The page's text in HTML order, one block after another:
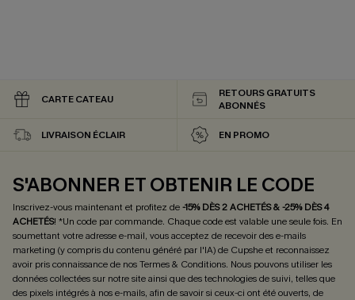
CARTE CATEAU
RETOURS GRATUITS
ABONNÉS
LIVRAISON ÉCLAIR EN PROMO
S'ABONNER ET OBTENIR LE CODE
Inscrivez-vous maintenant et profitez de-15% DÈS 2 ACHETÉS & -25% DÈS 4
ACHETÉS! *Un code par commande. Chaque code est valable une seule fois. En
soumettant votre adresse e-mail, vous acceptez de recevoir des e-mails
marketing (y compris du contenu généré par l'IA) de Cupshe et reconnaissez
avoir pris connaissance de nosTermes & Conditions. Nous pouvons utiliser les
données collectées sur notre site ainsi que des technologies de suivi, telles que
des pixels intégrés à nos e-mails, afin de savoir si ceux-ci ont été ouverts, de